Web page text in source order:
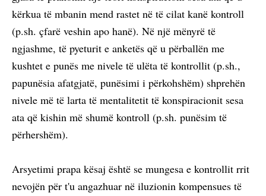
kërkua të mbanin mend rastet në të cilat kanë kontroll
(p.sh. çfarë veshin apo hanë). Në një mënyrë të
ngjashme, të pyeturit e anketës që u përballën me
kushtet e punës me nivele të ulëta të kontrollit (p.sh.,
papunësia afatgjatë, punësimi i përkohshëm) shprehën
nivele më të larta të mentalitetit të konspiracionit sesa
ata që kishin më shumë kontroll (p.sh. punësim të
përhershëm).
Arsyetimi prapa kësaj është se mungesa e kontrollit rrit
nevojën për t'u angazhuar në iluzionin kompensues të